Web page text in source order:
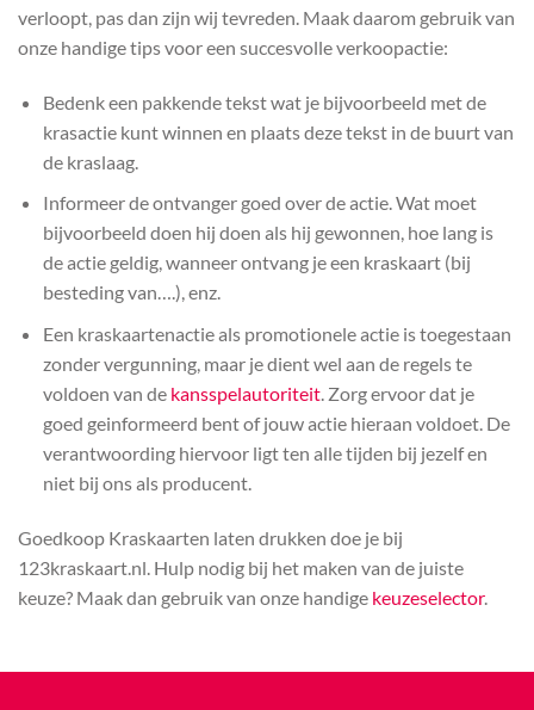
verloopt, pas dan zijn wij tevreden. Maak daarom gebruik van
onze handige tips voor een succesvolle verkoopactie:
Bedenk een pakkende tekst wat je bijvoorbeeld met de
krasactie kunt winnen en plaats deze tekst in de buurt van
de kraslaag.
Informeer de ontvanger goed over de actie. Wat moet
bijvoorbeeld doen hij doen als hij gewonnen, hoe lang is
de actie geldig, wanneer ontvang je een kraskaart (bij
besteding van….), enz.
Een kraskaartenactie als promotionele actie is toegestaan
zonder vergunning, maar je dient wel aan de regels te
voldoen van de kansspelautoriteit. Zorg ervoor dat je
goed geinformeerd bent of jouw actie hieraan voldoet. De
verantwoording hiervoor ligt ten alle tijden bij jezelf en
niet bij ons als producent.
Goedkoop Kraskaarten laten drukken doe je bij
123kraskaart.nl. Hulp nodig bij het maken van de juiste
keuze? Maak dan gebruik van onze handige keuzeselector.